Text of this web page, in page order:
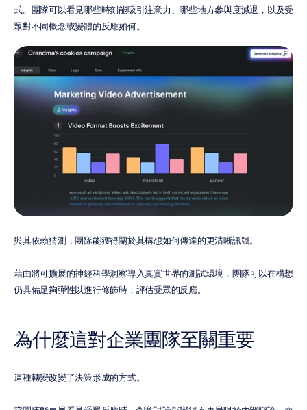
式。團隊可以看見哪些時刻能吸引注意力、哪些地方參與度減退，以及受
眾對不同概念或變體的反應如何。
與其依賴猜測，團隊能獲得關於其構想如何傳達的更清晰訊號。
藉由將可擴展的神經科學洞察導入真實世界的測試環境，團隊可以在構想
仍具備足夠彈性以進行修飾時，評估受眾的反應。
為什麼這對企業團隊至關重要
這種轉變改變了決策形成的方式。